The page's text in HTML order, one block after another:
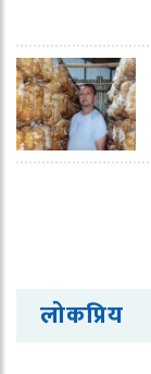
लोकप्रिय